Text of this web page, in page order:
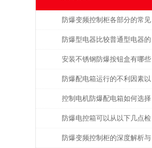
防爆变频控制柜各部分的常见
故障及主要原因
防爆型电器比较普通型电器的
优势
安装不锈钢防爆按钮盒有哪些
操作？
防爆配电箱运行的不利因素以
及应对策略
控制电机防爆配电箱如何选择
合适的保护模式
防爆电控箱可以从以下几点检
查是否老化
防爆变频控制柜的深度解析与